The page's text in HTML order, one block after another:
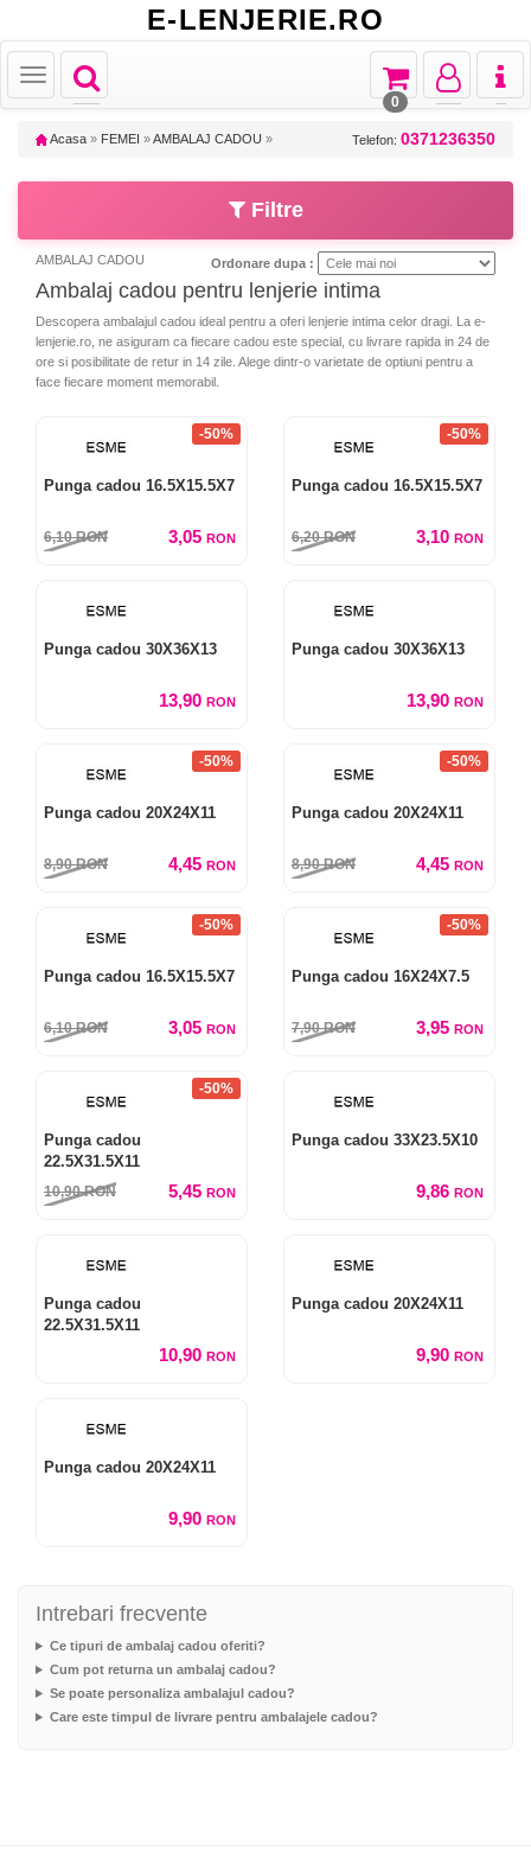
E-LENJERIE.RO
Toggle
navigation
Toggle
Toggle
navigation
Toggle
navigation
Toggle
navigation
0
Acasa » FEMEI »AMBALAJ CADOU » Telefon: 0371236350
Filtre
AMBALAJ CADOU Ordonare dupa :
Ambalaj cadou pentru lenjerie intima
Descopera ambalajul cadou ideal pentru a oferi lenjerie intima celor dragi. La e-
lenjerie.ro, ne asiguram ca fiecare cadou este special, cu livrare rapida in 24 de
ore si posibilitate de retur in 14 zile. Alege dintr-o varietate de optiuni pentru a
face fiecare moment memorabil.
-50%
Punga cadou 16.5X15.5X7
6,10RON 3,05 RON
-50%
Punga cadou 16.5X15.5X7
6,20RON 3,10 RON
Punga cadou 30X36X13
13,90 RON
Punga cadou 30X36X13
13,90 RON
-50%
Punga cadou 20X24X11
8,90RON 4,45 RON
-50%
Punga cadou 20X24X11
8,90RON 4,45 RON
-50%
Punga cadou 16.5X15.5X7
6,10RON 3,05 RON
-50%
Punga cadou 16X24X7.5
7,90RON 3,95 RON
-50%
Punga cadou
22.5X31.5X11
10,90RON 5,45 RON
Punga cadou 33X23.5X10
9,86 RON
Punga cadou
22.5X31.5X11
10,90 RON
Punga cadou 20X24X11
9,90 RON
Punga cadou 20X24X11
9,90 RON
Intrebari frecvente
Ce tipuri de ambalaj cadou oferiti?
Cum pot returna un ambalaj cadou?
Se poate personaliza ambalajul cadou?
Care este timpul de livrare pentru ambalajele cadou?